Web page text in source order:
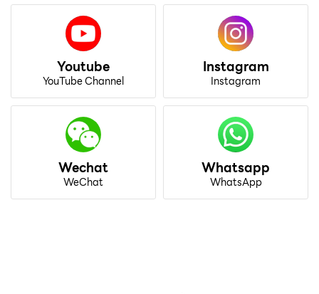
Youtube
YouTube Channel
Instagram
Instagram
Wechat
WeChat
Whatsapp
WhatsApp